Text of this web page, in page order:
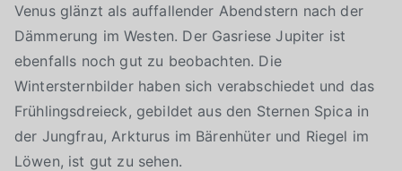
Venus glänzt als auffallender Abendstern nach der
Dämmerung im Westen. Der Gasriese Jupiter ist
ebenfalls noch gut zu beobachten. Die
Wintersternbilder haben sich verabschiedet und das
Frühlingsdreieck, gebildet aus den Sternen Spica in
der Jungfrau, Arkturus im Bärenhüter und Riegel im
Löwen, ist gut zu sehen.